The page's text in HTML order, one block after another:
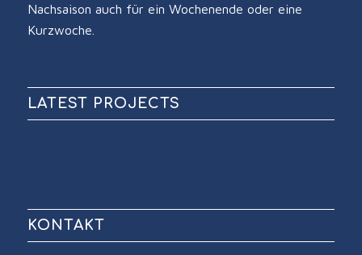
Nachsaison auch für ein Wochenende oder eine
Kurzwoche.
LATEST PROJECTS
KONTAKT